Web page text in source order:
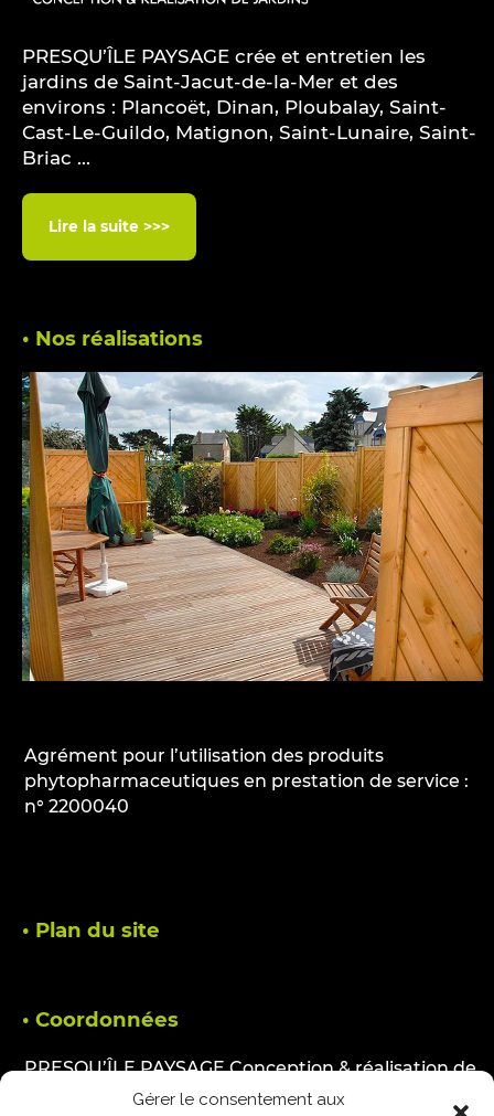
Gérer le consentement aux
PRESQU’ÎLE PAYSAGE crée et entretien les
jardins de Saint-Jacut-de-la-Mer et des
environs : Plancoët, Dinan, Ploubalay, Saint-
Cast-Le-Guildo, Matignon, Saint-Lunaire, Saint-
Briac ...
Lire la suite >>>
• Nos réalisations
Agrément pour l’utilisation des produits
phytopharmaceutiques en prestation de service :
n° 2200040
• Plan du site
• Coordonnées
PRESQU’ÎLE PAYSAGE Conception & réalisation de